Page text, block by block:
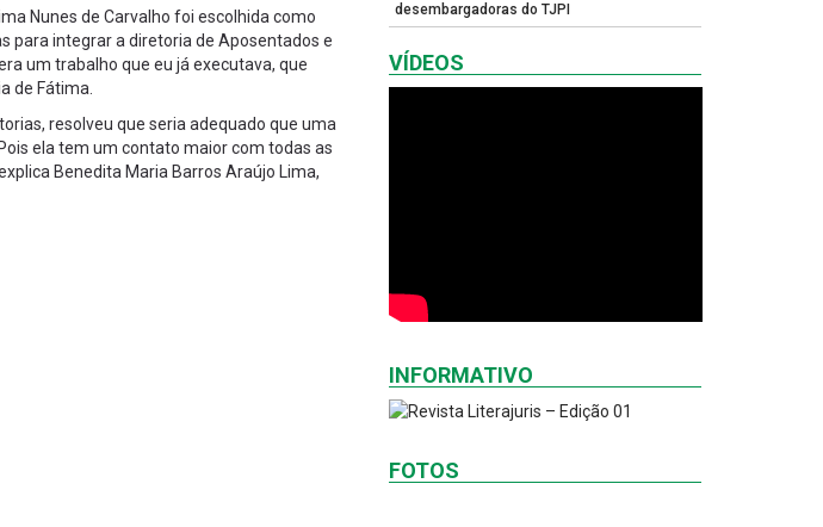
Nunes de Carvalho foi escolhida como
para integrar a diretoria de Aposentados e
um trabalho que eu já executava, que
de Fátima.
resolveu que seria adequado que uma
ela tem um contato maior com todas as
Benedita Maria Barros Araújo Lima,
desembargadoras do TJPI
VÍDEOS
INFORMATIVO
FOTOS